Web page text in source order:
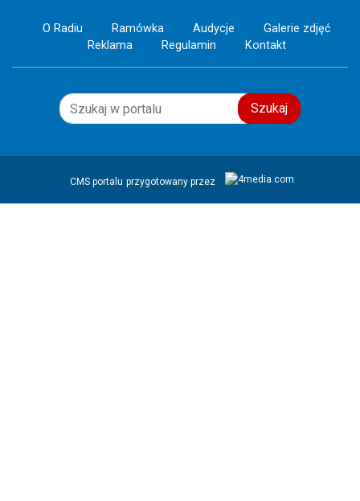
O Radiu Ramówka Audycje
Galerie zdjęć
Reklama
Regulamin Kontakt
Szukaj
CMS portalu przygotowany przez